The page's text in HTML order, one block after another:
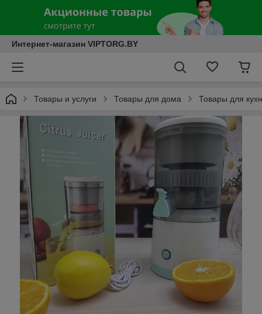
Интернет-магазин VIPTORG.BY
Товары и услуги Товары для дома Товары для